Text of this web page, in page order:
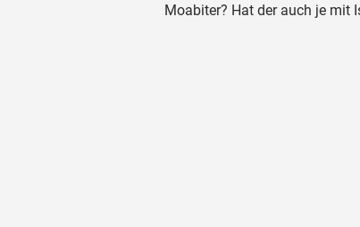
Moabiter? Hat der auch je mit